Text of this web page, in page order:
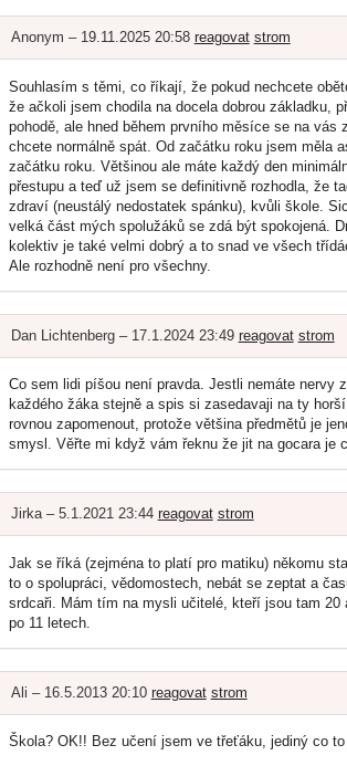
Anonym – 19.11.2025 20:58 reagovat strom
Souhlasím s těmi, co říkají, že pokud nechcete
že ačkoli jsem chodila na docela dobrou základku,
pohodě, ale hned během prvního měsíce se na
chcete normálně spát. Od začátku roku jsem měla
začátku roku. Většinou ale máte každý den
přestupu a teď už jsem se definitivně rozhodla, že
zdraví (neustálý nedostatek spánku), kvůli škole.
velká část mých spolužáků se zdá být spokojená.
kolektiv je také velmi dobrý a to snad ve všech
Ale rozhodně není pro všechny.
Dan Lichtenberg – 17.1.2024 23:49 reagovat strom
Co sem lidi píšou není pravda. Jestli nemáte nervy
každého žáka stejně a spis si zasedavaji na ty
rovnou zapomenout, protože většina předmětů je
smysl. Věřte mi když vám řeknu že jit na gocara je
Jirka – 5.1.2021 23:44 reagovat strom
Jak se říká (zejména to platí pro matiku) někomu
to o spolupráci, vědomostech, nebát se zeptat a
srdcaři. Mám tím na mysli učitelé, kteří jsou tam
po 11 letech.
Ali – 16.5.2013 20:10 reagovat strom
Škola? OK!! Bez učení jsem ve třeťáku, jediný co